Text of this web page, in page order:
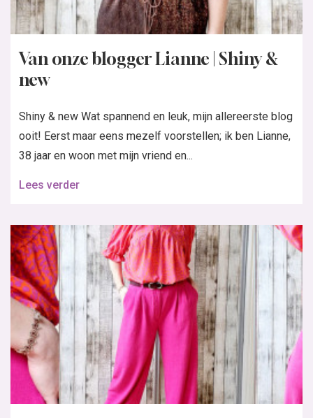
Van onze blogger Lianne | Shiny &
new
Shiny & new Wat spannend en leuk, mijn allereerste blog
ooit! Eerst maar eens mezelf voorstellen; ik ben Lianne,
38 jaar en woon met mijn vriend en...
Lees verder